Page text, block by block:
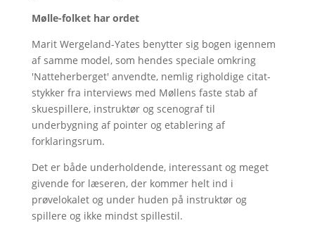
Mølle-folket har ordet
Marit Wergeland-Yates benytter sig bogen igennem
af samme model, som hendes speciale omkring
'Natteherberget' anvendte, nemlig righoldige citat-
stykker fra interviews med Møllens faste stab af
skuespillere, instruktør og scenograf til
underbygning af pointer og etablering af
forklaringsrum.
Det er både underholdende, interessant og meget
givende for læseren, der kommer helt ind i
prøvelokalet og under huden på instruktør og
spillere og ikke mindst spillestil.